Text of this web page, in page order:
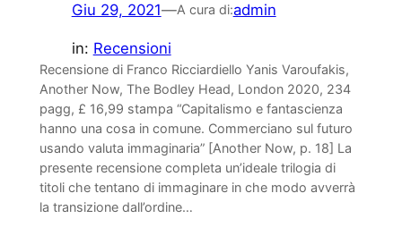
Giu 29, 2021—A cura di:admin
in: Recensioni
Recensione di Franco Ricciardiello Yanis Varoufakis,
Another Now, The Bodley Head, London 2020, 234
pagg, £ 16,99 stampa “Capitalismo e fantascienza
hanno una cosa in comune. Commerciano sul futuro
usando valuta immaginaria” [Another Now, p. 18] La
presente recensione completa un’ideale trilogia di
titoli che tentano di immaginare in che modo avverrà
la transizione dall’ordine…